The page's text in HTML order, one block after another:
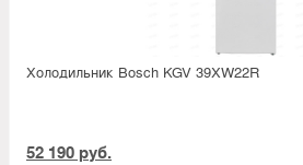
Холодильник Bosсh KGV 39XW22R
52 190 руб.